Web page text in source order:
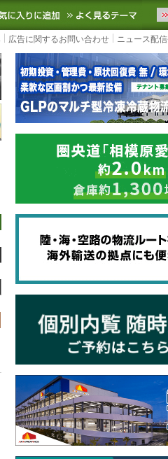
新の物流ニュースをお届けし
お気に入りに追加 よ
広告に関するお問い合わせ ニュース配